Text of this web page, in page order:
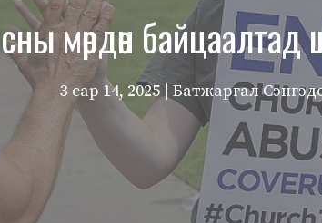
мөрдөн
3 сар 14, 2025 | Батжаргал